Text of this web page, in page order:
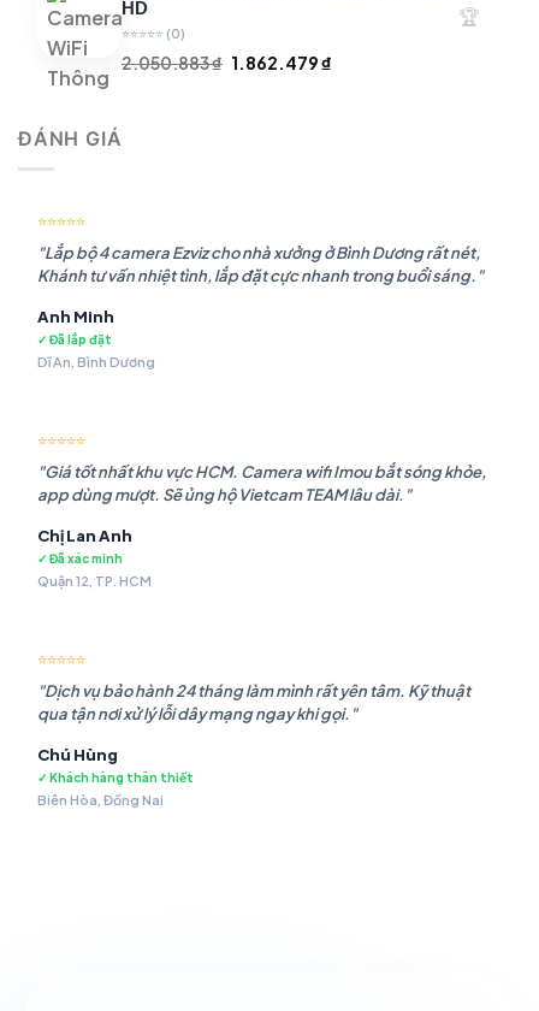
HD
⭐⭐⭐⭐⭐ (0)
2.050.883₫ Giá
1.862.479₫
🏆
ĐÁNH GIÁ
⭐⭐⭐⭐⭐
"Lắp bộ 4 camera Ezviz cho nhà xưởng ở Bình Dương rất nét,
Khánh tư vấn nhiệt tình, lắp đặt cực nhanh trong buổi sáng."
Anh Minh
✓ Đã lắp đặt
Dĩ An, Bình Dương
⭐⭐⭐⭐⭐
"Giá tốt nhất khu vực HCM. Camera wifi Imou bắt sóng khỏe,
app dùng mượt. Sẽ ủng hộ Vietcam TEAM lâu dài."
Chị Lan Anh
✓ Đã xác minh
Quận 12, TP. HCM
⭐⭐⭐⭐⭐
"Dịch vụ bảo hành 24 tháng làm mình rất yên tâm. Kỹ thuật
qua tận nơi xử lý lỗi dây mạng ngay khi gọi."
Chú Hùng
✓ Khách hàng thân thiết
Biên Hòa, Đồng Nai